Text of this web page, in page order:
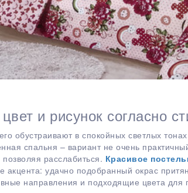
и рисунок согласно
обустраивают в спокойных светлых
спальня – вариант не очень
расслабиться. Красивое
акцента: удачно подобранный окрас
направления и подходящие цвета для